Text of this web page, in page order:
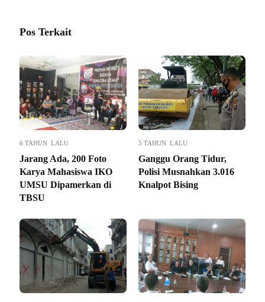
Pos Terkait
6 TAHUN LALU
Jarang Ada, 200 Foto
Karya Mahasiswa IKO
UMSU Dipamerkan di
TBSU
5 TAHUN LALU
Ganggu Orang Tidur,
Polisi Musnahkan 3.016
Knalpot Bising